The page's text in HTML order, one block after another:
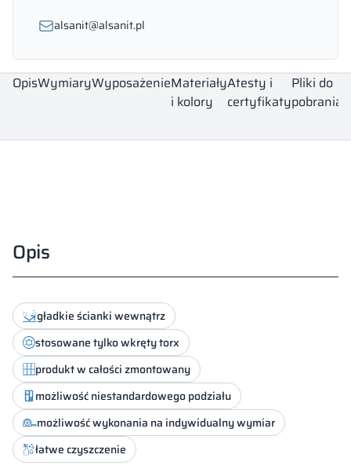
alsanit@alsanit.pl
OpisWymiaryWyposażenieMateriały
i kolory
Atesty i
certyfikaty
Pliki do
pobrania
Opis
gładkie ścianki wewnątrz
stosowane tylko wkręty torx
produkt w całości zmontowany
możliwość niestandardowego podziału
możliwość wykonania na indywidualny wymiar
łatwe czyszczenie